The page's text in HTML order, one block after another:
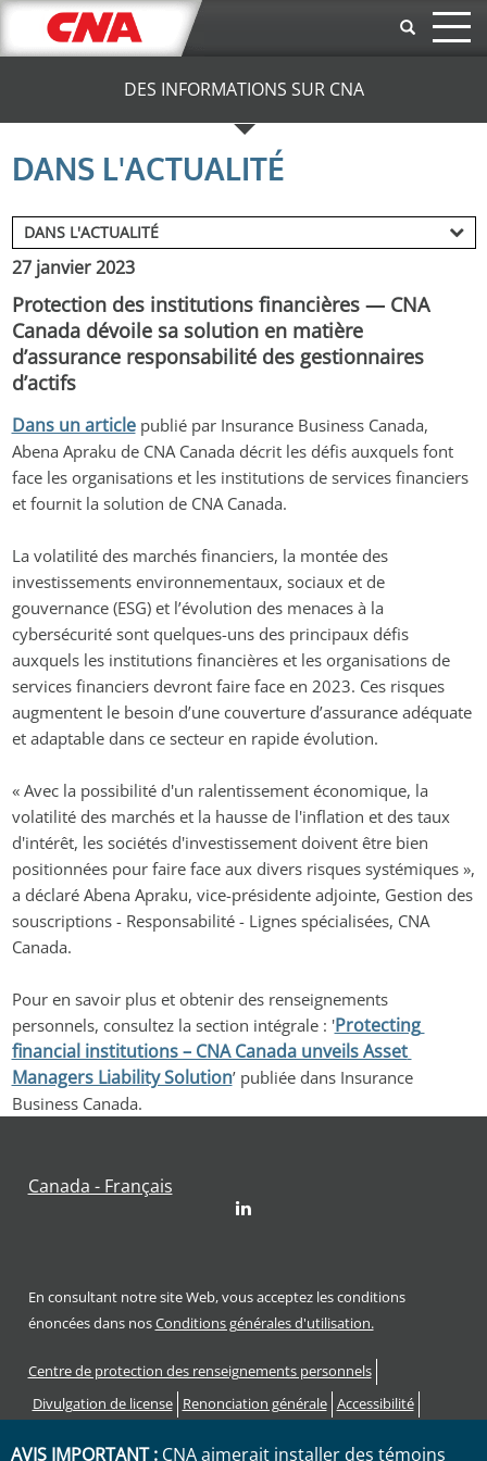
Aller au contenu principal
DES INFORMATIONS SUR CNA
DANS L'ACTUALITÉ
27 janvier 2023
Protection des institutions financières — CNA
Canada dévoile sa solution en matière
d’assurance responsabilité des gestionnaires
d’actifs
Dans un article publié par Insurance Business Canada,
Abena Apraku de CNA Canada décrit les défis auxquels font
face les organisations et les institutions de services financiers
et fournit la solution de CNA Canada.
La volatilité des marchés financiers, la montée des
investissements environnementaux, sociaux et de
gouvernance (ESG) et l’évolution des menaces à la
cybersécurité sont quelques-uns des principaux défis
auxquels les institutions financières et les organisations de
services financiers devront faire face en 2023. Ces risques
augmentent le besoin d’une couverture d’assurance adéquate
et adaptable dans ce secteur en rapide évolution.
« Avec la possibilité d'un ralentissement économique, la
volatilité des marchés et la hausse de l'inflation et des taux
d'intérêt, les sociétés d'investissement doivent être bien
positionnées pour faire face aux divers risques systémiques »,
a déclaré Abena Apraku, vice-présidente adjointe, Gestion des
souscriptions - Responsabilité - Lignes spécialisées, CNA
Canada.
Pour en savoir plus et obtenir des renseignements
personnels, consultez la section intégrale : 'Protecting
financial institutions – CNA Canada unveils Asset
Managers Liability Solution’ publiée dans Insurance
Business Canada.
Canada - Français
LinkedIn
En consultant notre site Web, vous acceptez les conditions
énoncées dans nosConditions générales d'utilisation.
Centre de protection des renseignements personnels
Divulgation de license
Renonciation générale Accessibilité
AVIS IMPORTANT : CNA aimerait installer des témoins